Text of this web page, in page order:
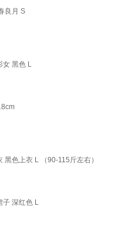
良月 S
女 黑色 L
色上衣 L （90-115斤左右）
子 深红色 L